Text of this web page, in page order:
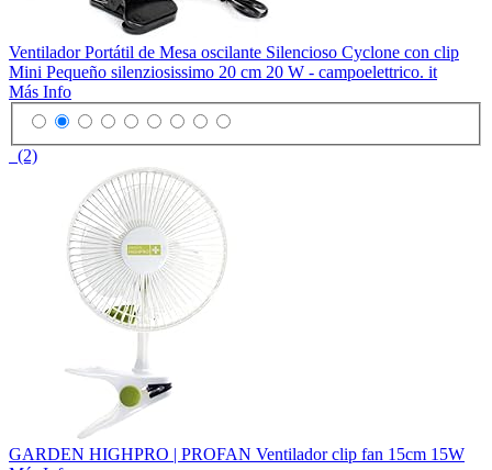
Ventilador Portátil de Mesa oscilante Silencioso Cyclone con clip
Mini Pequeño silenziosissimo 20 cm 20 W - campoelettrico. it
Más Info
(2)
GARDEN HIGHPRO | PROFAN Ventilador clip fan 15cm 15W